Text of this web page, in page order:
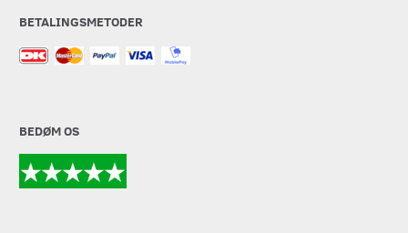
BETALINGSMETODER
BEDØM OS